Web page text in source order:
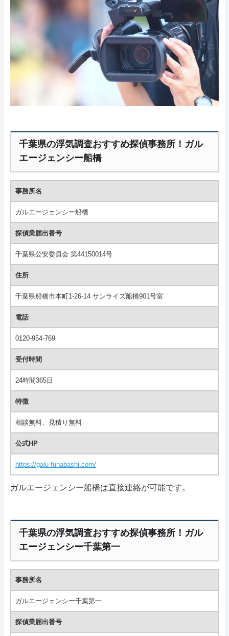
千葉県の浮気調査おすすめ探偵事務所！ガル
エージェンシー船橋
事務所名
ガルエージェンシー船橋
探偵業届出番号
千葉県公安委員会 第44150014号
住所
千葉県船橋市本町1-26-14 サンライズ船橋901号室
電話
0120-954-769
受付時間
24時間365日
特徴
相談無料、見積り無料
公式HP
https://galu-funabashi.com/
ガルエージェンシー船橋は直接連絡が可能です。
千葉県の浮気調査おすすめ探偵事務所！ガル
エージェンシー千葉第一
事務所名
ガルエージェンシー千葉第一
探偵業届出番号